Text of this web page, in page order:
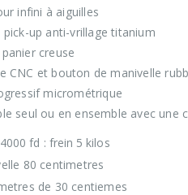
infini à aiguilles
pick-up anti-vrillage titanium
creuse
CNC et bouton de manivelle
micrométrique
seul ou en ensemble avec une
fd : frein 5 kilos
80 centimetres
de 30 centiemes